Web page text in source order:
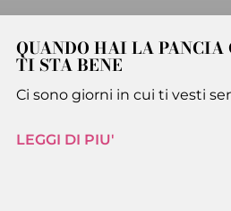
QUANDO HAI LA PANCIA
TI STA BENE
Ci sono giorni in cui ti vesti
LEGGI DI PIU'